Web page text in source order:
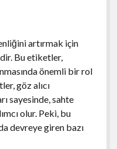
artırmak için
Bu etiketler,
önemli bir rol
göz alıcı
sayesinde, sahte
olur. Peki, bu
devreye giren bazı